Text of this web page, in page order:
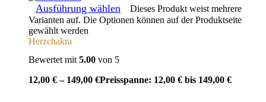
Ausführung wählen
Dieses Produkt weist mehrere
Varianten auf. Die Optionen können auf der Produktseite
gewählt werden
Herzchakra
Bewertet mit 5.00 von 5
12,00 € – 149,00 €Preisspanne: 12,00 € bis 149,00 €